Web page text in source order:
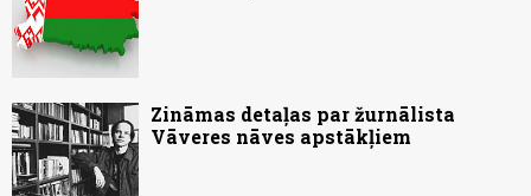
Zināmas detaļas par žurnālista
Vāveres nāves apstākļiem